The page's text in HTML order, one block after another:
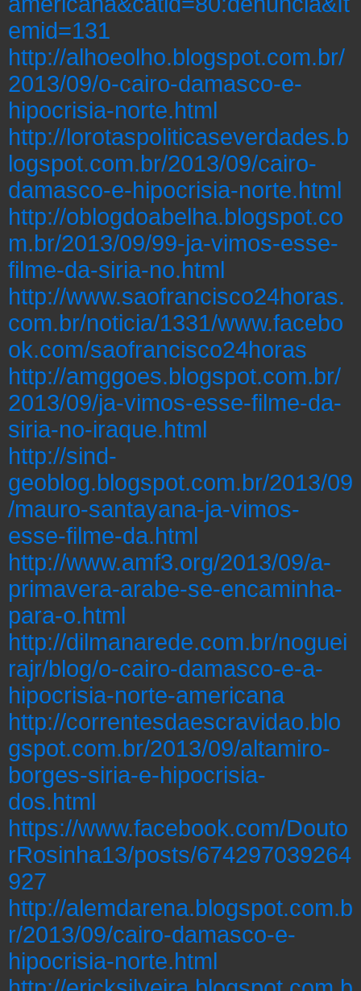
emid=131
http://alhoeolho.blogspot.com.br/
2013/09/o-cairo-damasco-e-
hipocrisia-norte.html
http://lorotaspoliticaseverdades.b
logspot.com.br/2013/09/cairo-
damasco-e-hipocrisia-norte.html
http://oblogdoabelha.blogspot.co
m.br/2013/09/99-ja-vimos-esse-
filme-da-siria-no.html
http://www.saofrancisco24horas.
com.br/noticia/1331/www.facebo
ok.com/saofrancisco24horas
http://amggoes.blogspot.com.br/
2013/09/ja-vimos-esse-filme-da-
siria-no-iraque.html
http://sind-
geoblog.blogspot.com.br/2013/09
/mauro-santayana-ja-vimos-
esse-filme-da.html
http://www.amf3.org/2013/09/a-
primavera-arabe-se-encaminha-
para-o.html
http://dilmanarede.com.br/noguei
rajr/blog/o-cairo-damasco-e-a-
hipocrisia-norte-americana
http://correntesdaescravidao.blo
gspot.com.br/2013/09/altamiro-
borges-siria-e-hipocrisia-
dos.html
https://www.facebook.com/Douto
rRosinha13/posts/674297039264
927
http://alemdarena.blogspot.com.b
r/2013/09/cairo-damasco-e-
hipocrisia-norte.html